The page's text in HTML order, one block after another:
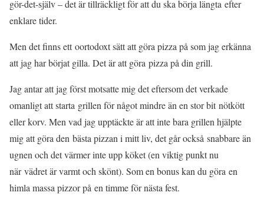
gör-det-själv – det är tillräckligt för att du ska börja längta efter
enklare tider.
Men det finns ett oortodoxt sätt att göra pizza på som jag erkänna
att jag har börjat gilla. Det är att göra pizza på din grill.
Jag antar att jag först motsatte mig det eftersom det verkade
omanligt att starta grillen för något mindre än en stor bit nötkött
eller korv. Men vad jag upptäckte är att inte bara grillen hjälpte
mig att göra den bästa pizzan i mitt liv, det går också snabbare än
ugnen och det värmer inte upp köket (en viktig punkt nu
när vädret är varmt och skönt). Som en bonus kan du göra en
himla massa pizzor på en timme för nästa fest.